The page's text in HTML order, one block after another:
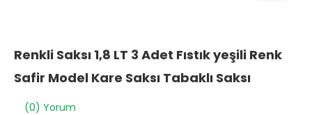
Renkli Saksı 1,8 LT 3 Adet Fıstık yeşili Renk
Safir Model Kare Saksı Tabaklı Saksı
(0) Yorum